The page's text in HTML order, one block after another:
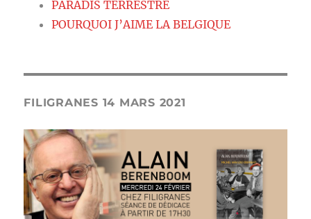
PARADIS TERRESTRE
POURQUOI J’AIME LA BELGIQUE
FILIGRANES 14 MARS 2021